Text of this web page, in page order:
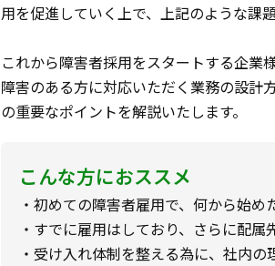
用を促進していく上で、上記のような課
これから障害者採用をスタートする企業
障害のある方に対応いただく業務の設計
の重要なポイントを解説いたします。
こんな方におススメ
・初めての障害者雇用で、何から始
・すでに雇用はしており、さらに配
・受け入れ体制を整える為に、社内